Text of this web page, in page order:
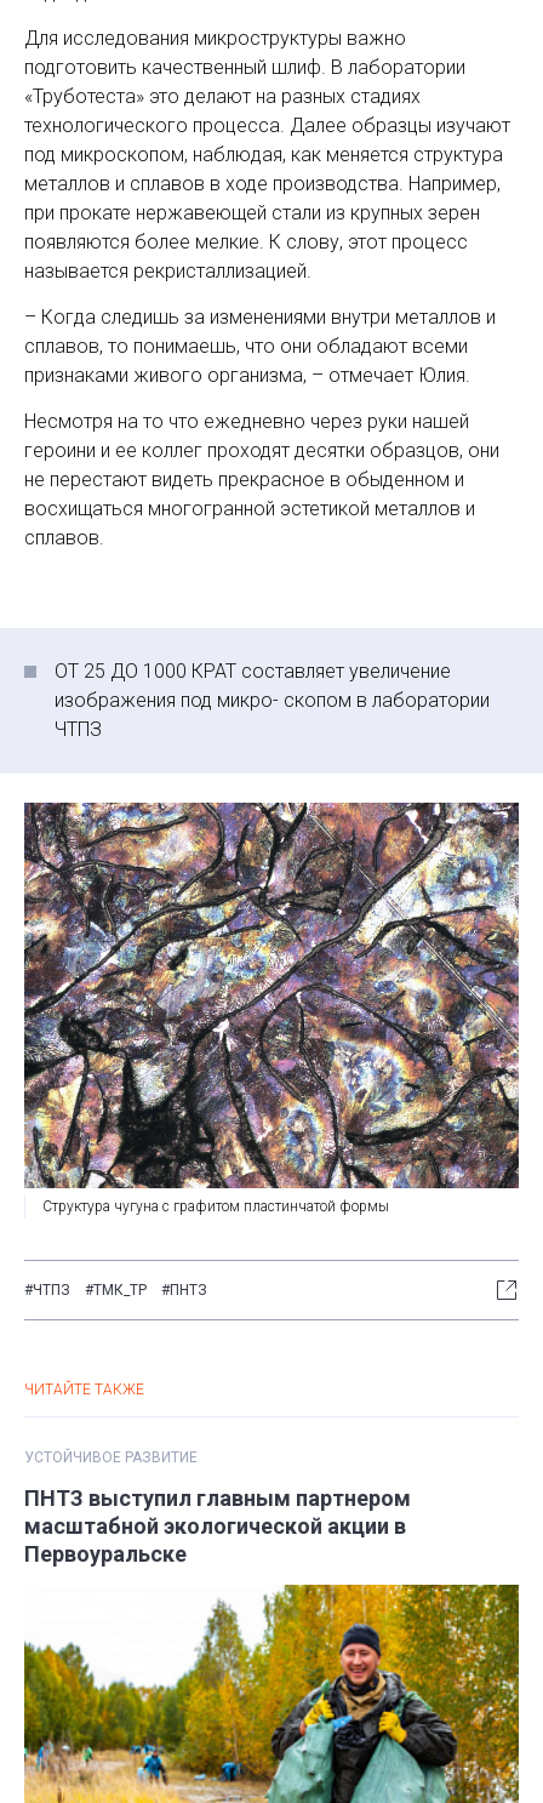
Для исследования микроструктуры важно
подготовить качественный шлиф. В лаборатории
«Труботеста» это делают на разных стадиях
технологического процесса. Далее образцы изучают
под микроскопом, наблюдая, как меняется структура
металлов и сплавов в ходе производства. Например,
при прокате нержавеющей стали из крупных зерен
появляются более мелкие. К слову, этот процесс
называется рекристаллизацией.
– Когда следишь за изменениями внутри металлов и
сплавов, то понимаешь, что они обладают всеми
признаками живого организма, – отмечает Юлия.
Несмотря на то что ежедневно через руки нашей
героини и ее коллег проходят десятки образцов, они
не перестают видеть прекрасное в обыденном и
восхищаться многогранной эстетикой металлов и
сплавов.
ОТ 25 ДО 1000 КРАТ составляет увеличение
изображения под микро- скопом в лаборатории
ЧТПЗ
Структура чугуна с графитом пластинчатой формы
#ЧТПЗ #ТМК_ТР #ПНТЗ
ЧИТАЙТЕ ТАКЖЕ
УСТОЙЧИВОЕ РАЗВИТИЕ
ПНТЗ выступил главным партнером
масштабной экологической акции в
Первоуральске